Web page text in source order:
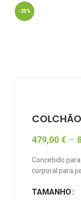
-20%
479,00 € –
Concebido
corporal para
TAMANHO